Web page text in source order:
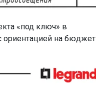
«под ключ» в
ориентацией на бюджет